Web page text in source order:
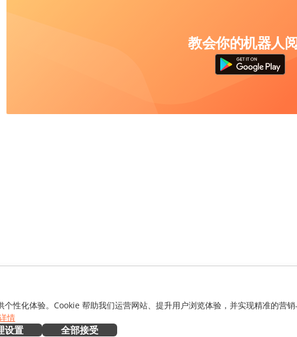
教会你的机器人
个性化体验。Cookie 帮助我们运营网站、提升用户浏览体验，并实现精准的营
情
设置 全部接受